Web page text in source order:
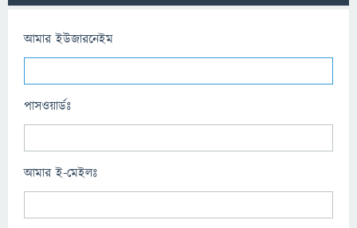
আমার ইউজারনেইম
পাসওয়ার্ডঃ
আমার ই-মেইলঃ